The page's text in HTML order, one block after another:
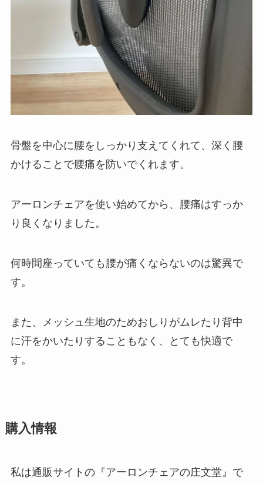
骨盤を中心に腰をしっかり支えてくれて、深く腰
かけることで腰痛を防いでくれます。
アーロンチェアを使い始めてから、腰痛はすっか
り良くなりました。
何時間座っていても腰が痛くならないのは驚異で
す。
また、メッシュ生地のためおしりがムレたり背中
に汗をかいたりすることもなく、とても快適で
す。
購入情報
私は通販サイトの『アーロンチェアの庄文堂』で